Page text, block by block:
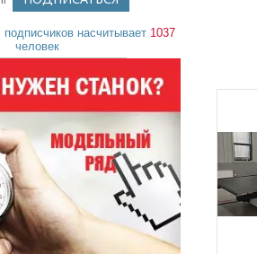
насчитывает 1037
человек